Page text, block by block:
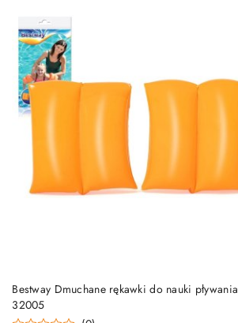
Bestway Dmuchane rękawki do nauki pływania
32005
DODAJ DO KOSZYKA